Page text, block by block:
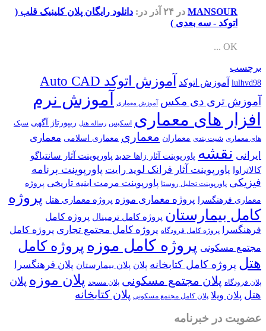
MANSOUR در ۲۴ آذر در: دانلود رایگان پلان کلینیک قلب (
اتوکد - سه بعدی )
OK ...
برچسب
lulhvd98 آموزش اتوکد آموزش اتوکد Auto CAD
آموزش تری دی مکس آموزش معماری
آموزش نرم
افزار های معماری اسکیس رساله هتل ریپورتاژ آگهی سبک
های معماری شیت بندی معماران معماری معماری اسلامی معماری
ایرانی نقشه پاورپوینت آثار زاها حدید پاورپوینت آثار سانتیاگو
کالاتراوا پاورپوینت آثار فرانک لوید رایت پاورپوینت برنامه
فیزیکی پاورپوینت تحلیل روستا پاورپوینت مرمت ابنیه تاریخی پروژه
معماری فرهنگسرا پروژه معماری موزه پروژه معماری هتل پروژه
کامل بیمارستان پروژه کامل ترمینال پروژه کامل
فرهنگسرا
پروژه کامل فرودگاه پروژه کامل مجتمع تجاری پروژه کامل
مجتمع مسکونی پروژه کامل موزه پروژه کامل
هتل پروژه کامل کتابخانه پلان پلان بیمارستان پلان فرهنگسرا
پلان فرودگاه پلان مجتمع مسکونی پلان مسجد پلان موزه پلان
هتل پلان ویلا پلان کامل مجتمع مسکونی پلان کتابخانه
عضویت در خبرنامه